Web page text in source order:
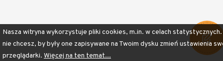
Nasza witryna wykorzystuje pliki cookies, m.in. w celach
nie chcesz, by były one zapisywane na Twoim dysku zmień ustawienia
przeglądarki. Więcej na ten temat...